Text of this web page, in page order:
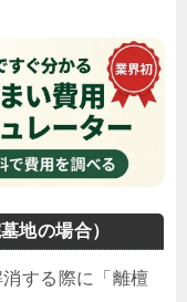
地の場合）
する際に「離檀